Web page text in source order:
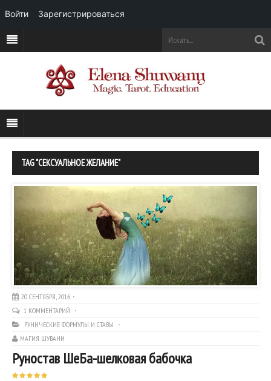
TAG "СЕКСУАЛЬНОЕ ЖЕЛАНИЕ"
20 СЕНТЯБРЯ, 2016
1 КОММЕНТАРИЙ
РУНИЧЕСКИЕ ФОРМУЛЫ И СТАВЫ
МАГИЯ ШУВАНИ
Руностав ШеБа-шелковая бабочка
Войти Зарегистрироваться